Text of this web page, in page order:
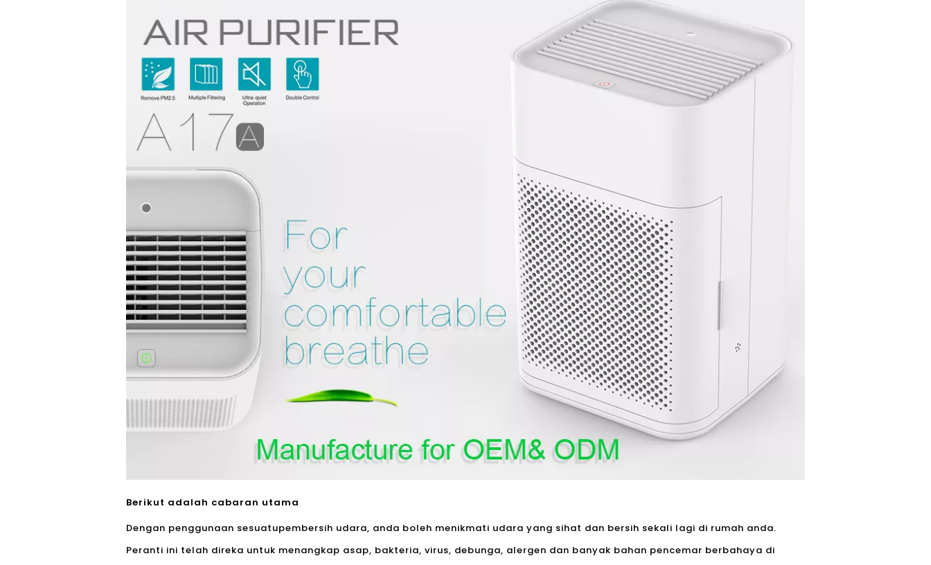
Berikut adalah cabaran utama
Dengan penggunaan sesuatupembersih udara, anda boleh menikmati udara yang sihat dan bersih sekali lagi di rumah anda.
Peranti ini telah direka untuk menangkap asap, bakteria, virus, debunga, alergen dan banyak bahan pencemar berbahaya di